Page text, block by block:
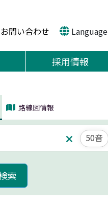
お問い合わせ Language
採用情報
路線図情報
50音